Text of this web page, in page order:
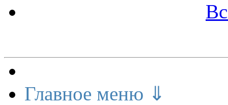
Главное меню ⇓